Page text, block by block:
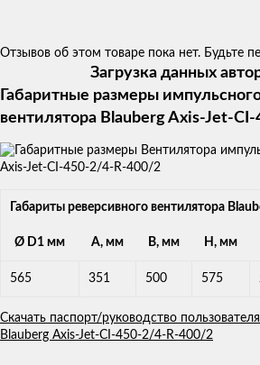
Отзывов об этом товаре пока нет. Будьте
Загрузка данных
Габаритные размеры
вентилятора Blauberg Axis-Jet-
Габариты реверсивного вентилятора
Ø D1 мм A, мм B, мм H, мм
565 351 500 575
Скачать паспорт/руководство
Blauberg Axis-Jet-CI-450-2/4-R-400/2